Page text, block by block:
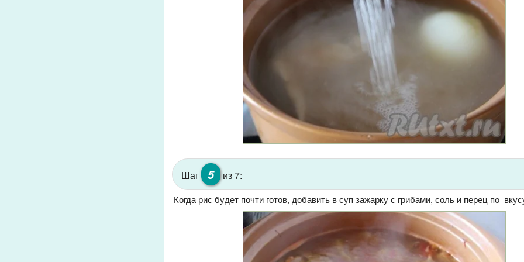
Шаг 5 из 7:
Когда рис будет почти готов, добавить в суп зажарку с грибами, соль и перец по